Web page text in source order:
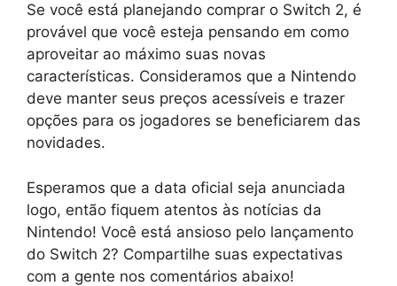
Se você está planejando comprar o Switch 2, é
provável que você esteja pensando em como
aproveitar ao máximo suas novas
características. Consideramos que a Nintendo
deve manter seus preços acessíveis e trazer
opções para os jogadores se beneficiarem das
novidades.
Esperamos que a data oficial seja anunciada
logo, então fiquem atentos às notícias da
Nintendo! Você está ansioso pelo lançamento
do Switch 2? Compartilhe suas expectativas
com a gente nos comentários abaixo!